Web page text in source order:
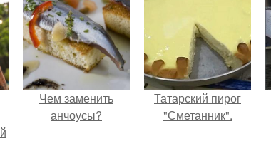
Чем заменить
анчоусы?
Татарский пирог
"Сметанник".